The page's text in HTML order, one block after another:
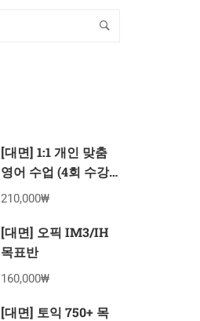
[대면] 1:1 개인 맞춤
영어 수업 (4회 수강
권)
210,000₩
[대면] 오픽 IM3/IH
목표반
160,000₩
[대면] 토익 750+ 목